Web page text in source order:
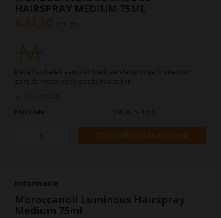
€ 12,50
TOEVOEGEN AAN WINKELWAGEN
Informatie
Moroccanoil Luminous Hairspray
Medium 75ml